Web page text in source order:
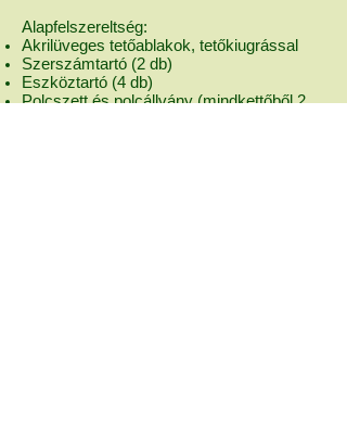
Alapfelszereltség:
Akrilüveges tetőablakok, tetőkiugrással
Szerszámtartó (2 db)
Eszköztartó (4 db)
Polcszett és polcállvány (mindkettőből 2